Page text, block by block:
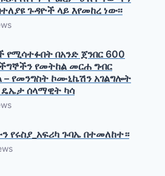
ጉዳዮች ላይ እየመከረ ነው፡፡
በአንድ ጀንበር 600
የመትከል መርሐ ግብር
የመንግስት ኮሙኒኬሽን አገልግሎት
ሰላማዊት ካሳ
የሩስያ_አፍሪካ ጉባኤ በተመለከተ።